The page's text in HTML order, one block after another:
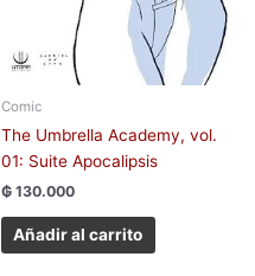
Comic
The Umbrella Academy, vol.
01: Suite Apocalipsis
₲ 130.000
Añadir al carrito